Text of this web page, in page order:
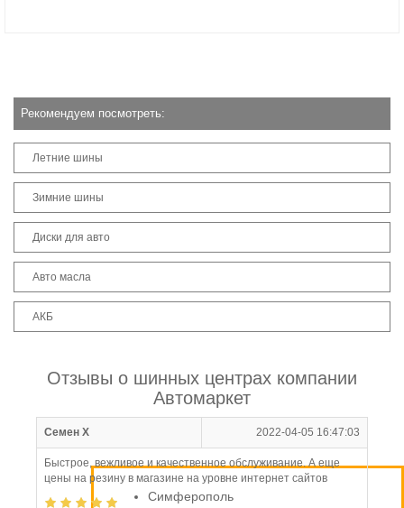
Рекомендуем посмотреть:
Летние шины
Зимние шины
Диски для авто
Авто масла
АКБ
Отзывы о шинных центрах компании
Автомаркет
Семен Х 2022-04-05 16:47:03
Быстрое, вежливое и качественное обслуживание. А еще
цены на резину в магазине на уровне интернет сайтов
Симферополь